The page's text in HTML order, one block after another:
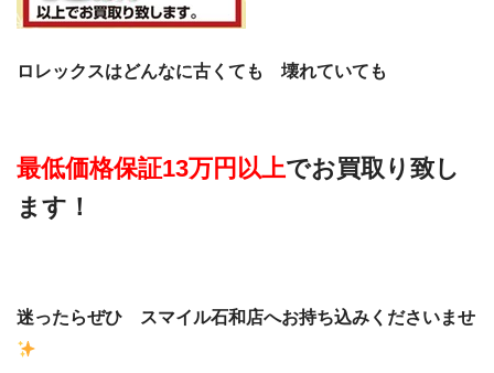
ロレックスはどんなに古くても 壊れていても
最低価格保証13万円以上でお買取り致し
ます！
迷ったらぜひ スマイル石和店へお持ち込みくださいませ